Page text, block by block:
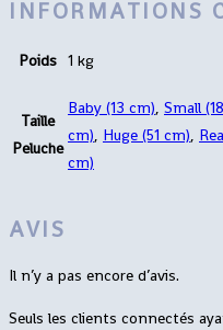
INFORMATIONS
Poids 1 kg
Taille
Peluche
Baby (13 cm), Small
cm), Huge (51 cm),
cm)
AVIS
Il n’y a pas encore d’avis.
Seuls les clients connectés